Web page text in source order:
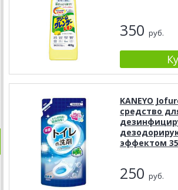
350 руб.
KANEYO
средство
эффектом
250 руб.